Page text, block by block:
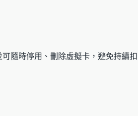
隨時停用、刪除虛擬卡，避免持續扣